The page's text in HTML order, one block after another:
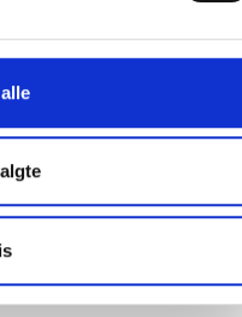
bordplade